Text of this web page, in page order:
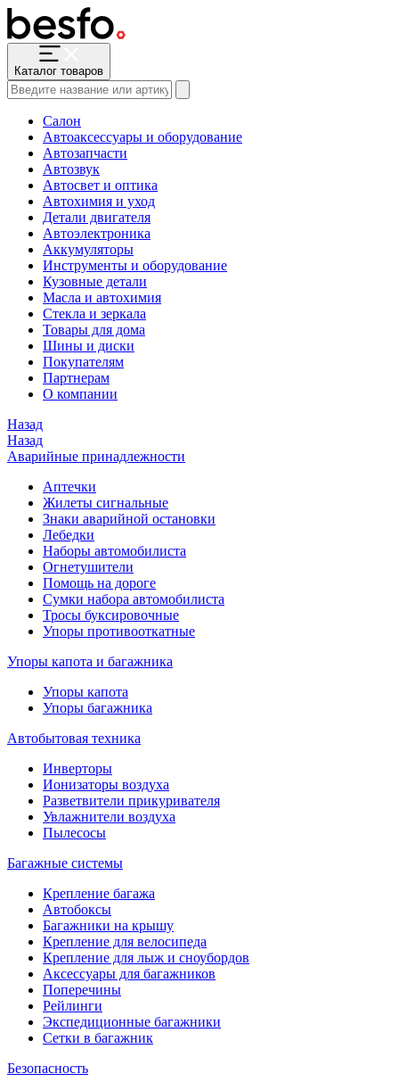
Каталог товаров
Салон
Автоаксессуары и оборудование
Автозапчасти
Автозвук
Автосвет и оптика
Автохимия и уход
Детали двигателя
Автоэлектроника
Аккумуляторы
Инструменты и оборудование
Кузовные детали
Масла и автохимия
Стекла и зеркала
Товары для дома
Шины и диски
Покупателям
Партнерам
О компании
Назад
Назад
Аварийные принадлежности
Аптечки
Жилеты сигнальные
Знаки аварийной остановки
Лебедки
Наборы автомобилиста
Огнетушители
Помощь на дороге
Сумки набора автомобилиста
Тросы буксировочные
Упоры противооткатные
Упоры капота и багажника
Упоры капота
Упоры багажника
Автобытовая техника
Инверторы
Ионизаторы воздуха
Разветвители прикуривателя
Увлажнители воздуха
Пылесосы
Багажные системы
Крепление багажа
Автобоксы
Багажники на крышу
Крепление для велосипеда
Крепление для лыж и сноубордов
Аксессуары для багажников
Поперечины
Рейлинги
Экспедиционные багажники
Сетки в багажник
Безопасность